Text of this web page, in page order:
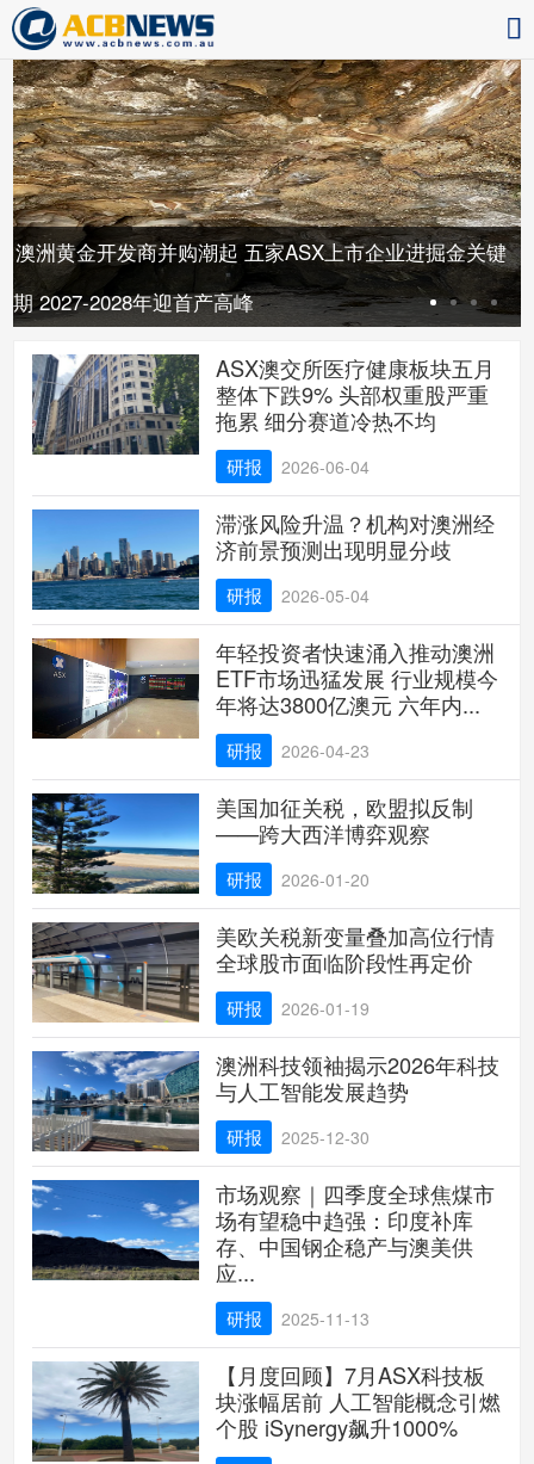
澳洲黄金开发商并购潮起 五家ASX上市企业进掘金关键
期 2027-2028年迎首产高峰
ASX澳交所医疗健康板块五月
整体下跌9% 头部权重股严重
拖累 细分赛道冷热不均
研报 2026-06-04
滞涨风险升温？机构对澳洲经
济前景预测出现明显分歧
研报 2026-05-04
年轻投资者快速涌入推动澳洲
ETF市场迅猛发展 行业规模今
年将达3800亿澳元 六年内...
研报 2026-04-23
美国加征关税，欧盟拟反制
——跨大西洋博弈观察
研报 2026-01-20
美欧关税新变量叠加高位行情
全球股市面临阶段性再定价
研报 2026-01-19
澳洲科技领袖揭示2026年科技
与人工智能发展趋势
研报 2025-12-30
市场观察｜四季度全球焦煤市
场有望稳中趋强：印度补库
存、中国钢企稳产与澳美供
应...
研报 2025-11-13
【月度回顾】7月ASX科技板
块涨幅居前 人工智能概念引燃
个股 iSynergy飙升1000%